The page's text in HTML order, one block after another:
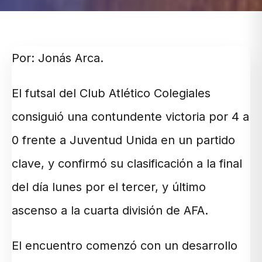
Por: Jonás Arca.
El futsal del Club Atlético Colegiales
consiguió una contundente victoria por 4 a
0 frente a Juventud Unida en un partido
clave, y confirmó su clasificación a la final
del día lunes por el tercer, y último
ascenso a la cuarta división de AFA.
El encuentro comenzó con un desarrollo